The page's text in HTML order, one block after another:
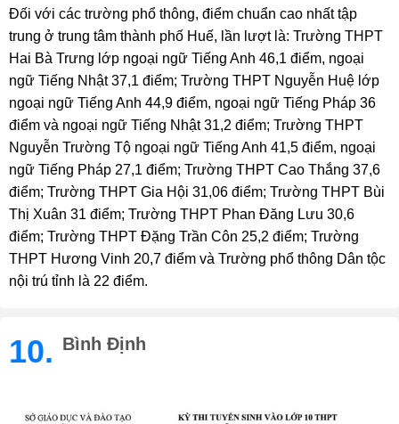
Đối với các trường phổ thông, điểm chuẩn cao nhất tập
trung ở trung tâm thành phố Huế, lần lượt là: Trường THPT
Hai Bà Trưng lớp ngoại ngữ Tiếng Anh 46,1 điểm, ngoại
ngữ Tiếng Nhật 37,1 điểm; Trường THPT Nguyễn Huệ lớp
ngoại ngữ Tiếng Anh 44,9 điểm, ngoại ngữ Tiếng Pháp 36
điểm và ngoại ngữ Tiếng Nhật 31,2 điểm; Trường THPT
Nguyễn Trường Tộ ngoại ngữ Tiếng Anh 41,5 điểm, ngoại
ngữ Tiếng Pháp 27,1 điểm; Trường THPT Cao Thắng 37,6
điểm; Trường THPT Gia Hội 31,06 điểm; Trường THPT Bùi
Thị Xuân 31 điểm; Trường THPT Phan Đăng Lưu 30,6
điểm; Trường THPT Đặng Trần Côn 25,2 điểm; Trường
THPT Hương Vinh 20,7 điểm và Trường phổ thông Dân tộc
nội trú tỉnh là 22 điểm.
10. Bình Định